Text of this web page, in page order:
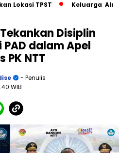
TPST Keluarga Alm
Disiplin
dalam Apel
PK NTT
- Penulis
WIB